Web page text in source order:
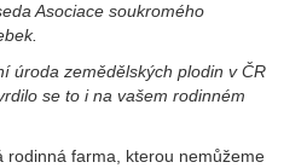
Asociace soukromého
úroda zemědělských plodin v ČR
se to i na vašem rodinném
rodinná farma, kterou nemůžeme